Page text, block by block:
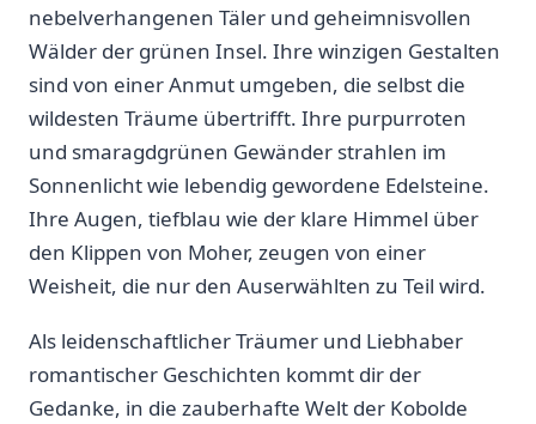
nebelverhangenen Täler und geheimnisvollen⁤
Wälder der ⁣grünen Insel. Ihre winzigen Gestalten
sind ‌von einer Anmut umgeben, die selbst ‌die
wildesten Träume⁤ übertrifft. Ihre purpurroten
und smaragdgrünen ‌Gewänder strahlen im
Sonnenlicht wie lebendig ‌gewordene Edelsteine.
Ihre Augen,⁤ tiefblau wie ‌der klare Himmel über
den Klippen von Moher, zeugen ‌von einer⁢
Weisheit, die nur den Auserwählten zu ‌Teil wird.
Als⁤ leidenschaftlicher Träumer und Liebhaber
romantischer⁢ Geschichten kommt dir der
Gedanke, in die zauberhafte Welt der Kobolde